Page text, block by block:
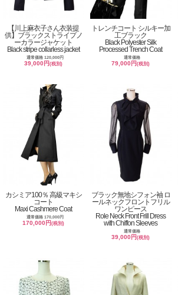
【川上麻衣子さん衣装提
供】ブラックストライプノ
ーカラージャケット
Black stripe collarless jacket
通常価格 120,000円
39,000円(税別)
トレンチコート シルキー加
工ブラック
Black Polyester Silk
Processed Trench Coat
通常価格
79,000円(税別)
カシミア100％ 高級マキシ
コート
Maxi Cashmere Coat
通常価格 170,000円
170,000円(税別)
ブラック無地シフォン袖 ロ
ールネックフロントフリル
ワンピース
Role Neck Front Frill Dress
with Chiffon Sleeves
通常価格
39,000円(税別)